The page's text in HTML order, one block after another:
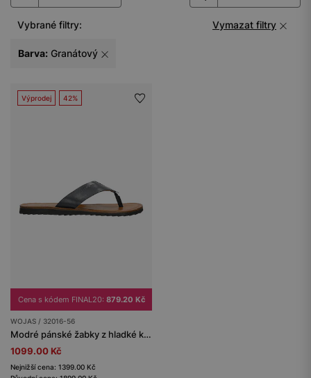
Vybrané filtry: Vymazat filtry
Barva: Granátový
Výprodej 42%
Cena s kódem FINAL20: 879.20 Kč
WOJAS / 32016-56
Modré pánské žabky z hladké kůže
1099.00 Kč
Nejnižší cena: 1399.00 Kč